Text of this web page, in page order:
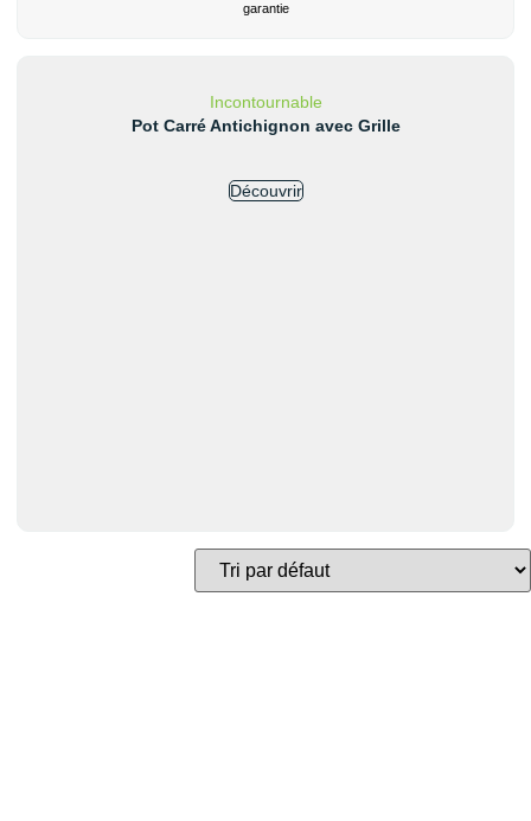
garantie
Incontournable
Pot Carré Antichignon avec Grille
Découvrir